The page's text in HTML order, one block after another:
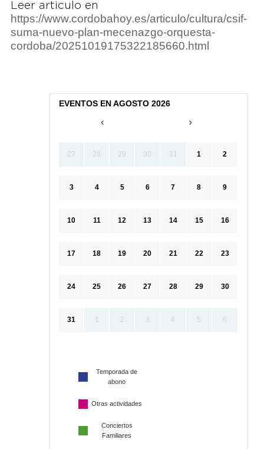
Leer articulo en
https://www.cordobahoy.es/articulo/cultura/csif-
suma-nuevo-plan-mecenazgo-orquesta-
cordoba/20251019175322185660.html
EVENTOS EN AGOSTO 2026
27 28 29 30 31 1 2
3 4 5 6 7 8 9
10 11 12 13 14 15 16
17 18 19 20 21 22 23
24 25 26 27 28 29 30
31 1 2 3 4 5 6
Temporada de
abono
Otras actividades
Conciertos
Familiares